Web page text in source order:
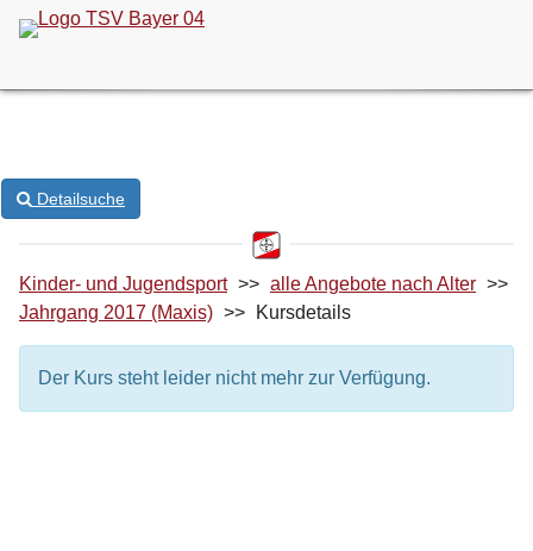
Detailsuche
Kinder- und Jugendsport >> alle Angebote nach Alter >>
Jahrgang 2017 (Maxis) >> Kursdetails
Der Kurs steht leider nicht mehr zur Verfügung.